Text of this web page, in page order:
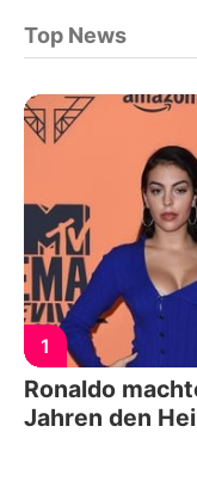
Top News
1
Ronaldo
Jahren den